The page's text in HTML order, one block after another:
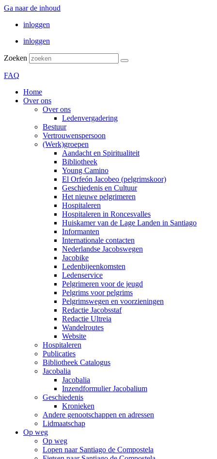
Ga naar de inhoud
inloggen
inloggen
Zoeken
FAQ
Home
Over ons
Over ons
Ledenvergadering
Bestuur
Vertrouwenspersoon
(Werk)groepen
Aandacht en Spiritualiteit
Bibliotheek
Young Camino
El Orfeón Jacobeo (pelgrimskoor)
Geschiedenis en Cultuur
Het nieuwe pelgrimeren
Hospitaleren
Hospitaleren in Roncesvalles
Huiskamer van de Lage Landen in Santiago
Informanten
Internationale contacten
Nederlandse Jacobswegen
Jacobike
Ledenbijeenkomsten
Ledenservice
Pelgrimeren voor de jeugd
Pelgrims voor pelgrims
Pelgrimswegen en voorzieningen
Redactie Jacobsstaf
Redactie Ultreia
Wandelroutes
Website
Hospitaleren
Publicaties
Bibliotheek Catalogus
Jacobalia
Jacobalia
Inzendformulier Jacobalium
Geschiedenis
Kronieken
Andere genootschappen en adressen
Lidmaatschap
Op weg
Op weg
Lopen naar Santiago de Compostela